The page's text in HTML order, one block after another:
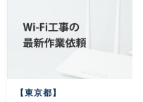
【東京都】